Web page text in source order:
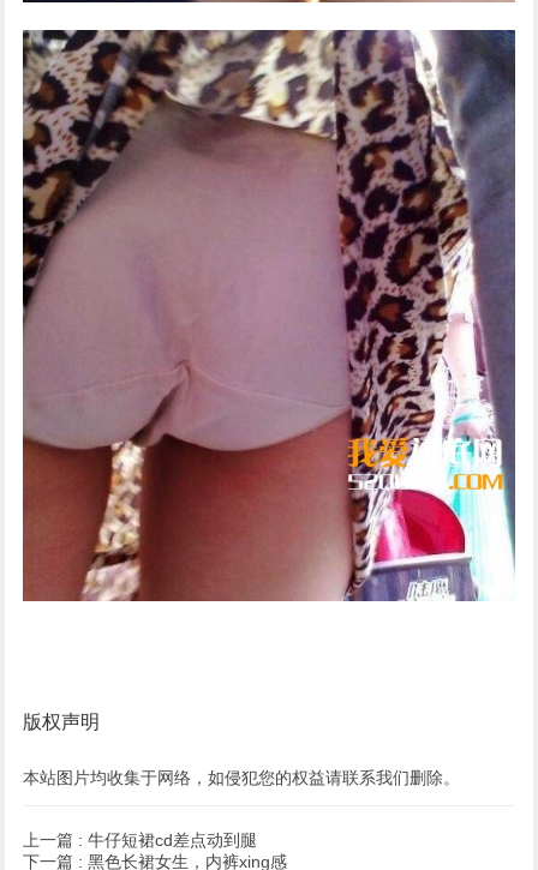
版权声明
本站图片均收集于网络，如侵犯您的权益请联系我们删除。
上一篇 : 牛仔短裙cd差点动到腿
下一篇 : 黑色长裙女生，内裤xing感